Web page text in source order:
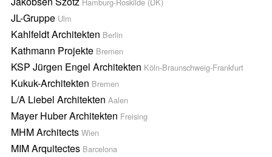
JL-Gruppe Ulm
Kahlfeldt Architekten Berlin
Kathmann Projekte Bremen
KSP Jürgen Engel Architekten Köln-Braunschweig-Frankfurt
Kukuk-Architekten Bremen
L/A Liebel Architekten Aalen
Mayer Huber Architekten Freising
MHM Architects Wien
MIM Arquitectes Barcelona